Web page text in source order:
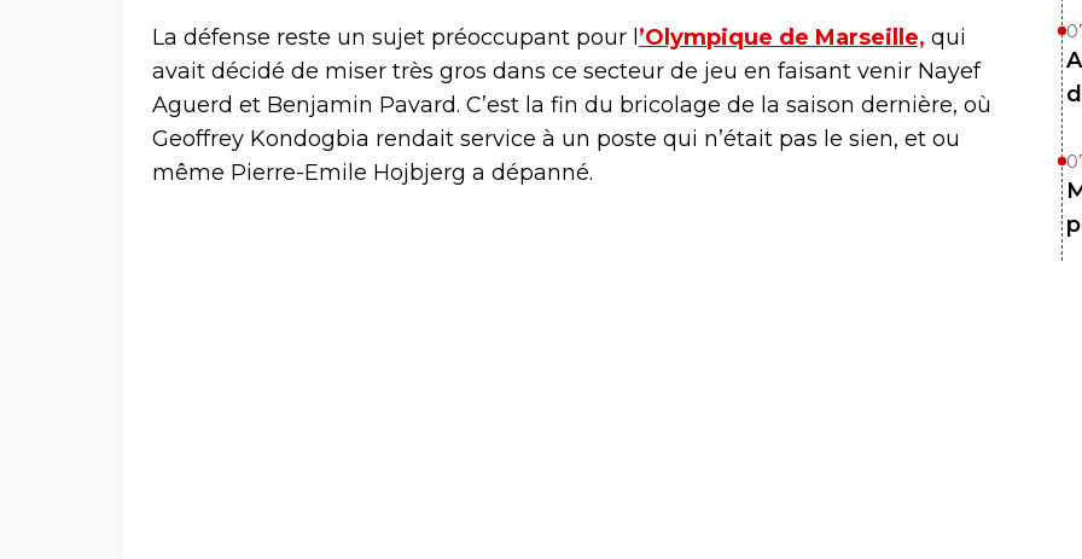
La défense reste un sujet préoccupant pour l ’Olympique de Marseille, qui
avait décidé de miser très gros dans ce secteur de jeu en faisant venir Nayef
Aguerd et Benjamin Pavard. C’est la fin du bricolage de la saison dernière, où
Geoffrey Kondogbia rendait service à un poste qui n’était pas le sien, et ou
même Pierre-Emile Hojbjerg a dépanné.